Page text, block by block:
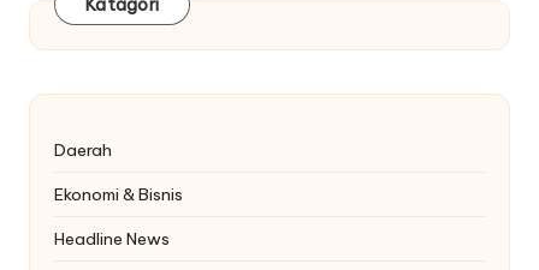
Daerah
Ekonomi & Bisnis
Headline News